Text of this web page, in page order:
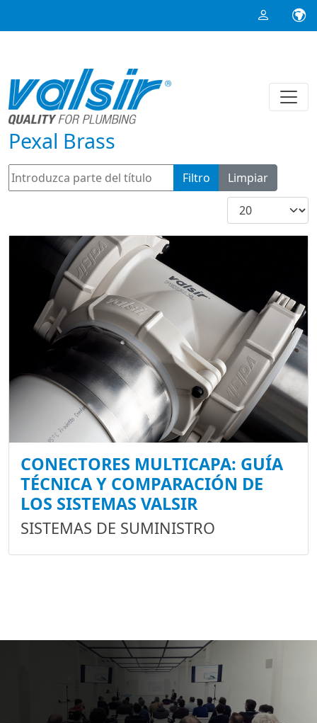
Pexal Brass
Introduzca parte del título Filtro
Limpiar
Cantidad
CONECTORES MULTICAPA: GUÍA
TÉCNICA Y COMPARACIÓN DE
LOS SISTEMAS VALSIR
SISTEMAS DE SUMINISTRO